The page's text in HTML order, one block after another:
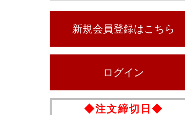
新規会員登録はこちら
ログイン
◆注文締切日◆